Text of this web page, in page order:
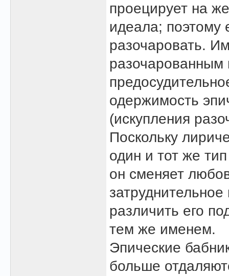
проецирует на
идеала; поэтому
разочаровать.
разочарованным
одержимость
(искупления
Поскольку
один и тот же
он сменяет
различить его
тем же именем.
Эпические
больше